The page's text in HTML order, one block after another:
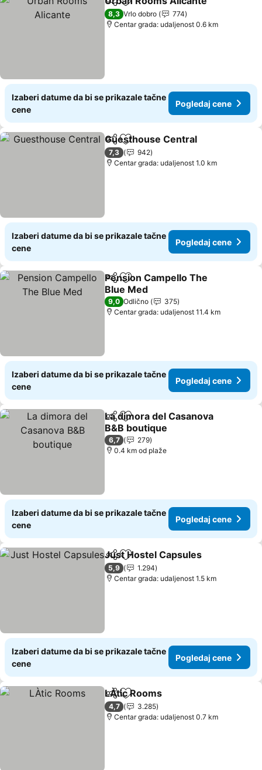
Deli Dodati u favorite
8,3 Vrlo dobro
774
Centar grada: udaljenost 0.6 km
Izaberi datume da bi se prikazale tačne
cene
Pogledaj cene
Deli Dodati u favorite
Guesthouse Central
7,3
942
Centar grada: udaljenost 1.0 km
Izaberi datume da bi se prikazale tačne
cene
Pogledaj cene
Deli Dodati u favorite
Pension Campello The
Blue Med
Pogledaj cene
9,0 Odlično
375
Centar grada: udaljenost 11.4 km
Izaberi datume da bi se prikazale tačne
cene
Pogledaj cene
Deli Dodati u favorite
La dimora del Casanova
B&B boutique
Pogledaj cene
6,7
279
0.4 km od plaže
Izaberi datume da bi se prikazale tačne
cene
Pogledaj cene
Deli Dodati u favorite
Just Hostel Capsules
5,9
1.294
Centar grada: udaljenost 1.5 km
Izaberi datume da bi se prikazale tačne
cene
Pogledaj cene
Deli Dodati u favorite
LÀtic Rooms
4,7
3.285
Centar grada: udaljenost 0.7 km